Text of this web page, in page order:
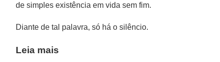
de simples existência em vida sem fim.
Diante de tal palavra, só há o silêncio.
Leia mais